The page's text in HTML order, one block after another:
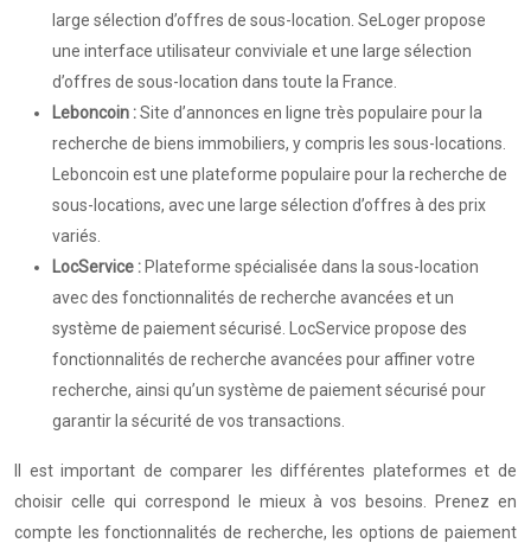
large sélection d’offres de sous-location. SeLoger propose
une interface utilisateur conviviale et une large sélection
d’offres de sous-location dans toute la France.
Leboncoin :Site d’annonces en ligne très populaire pour la
recherche de biens immobiliers, y compris les sous-locations.
Leboncoin est une plateforme populaire pour la recherche de
sous-locations, avec une large sélection d’offres à des prix
variés.
LocService : Plateforme spécialisée dans la sous-location
avec des fonctionnalités de recherche avancées et un
système de paiement sécurisé. LocService propose des
fonctionnalités de recherche avancées pour affiner votre
recherche, ainsi qu’un système de paiement sécurisé pour
garantir la sécurité de vos transactions.
Il est important de comparer les différentes plateformes et de
choisir celle qui correspond le mieux à vos besoins. Prenez en
compte les fonctionnalités de recherche, les options de paiement